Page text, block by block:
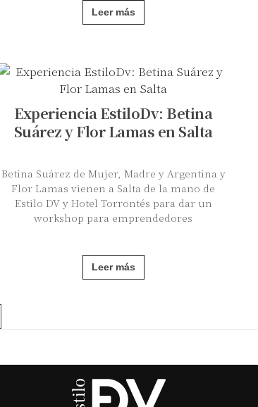
Leer más
Experiencia EstiloDv: Betina
Suárez y Flor Lamas en Salta
Betina Suárez de Mujer, Madre y Argentina y
Flor Lamas vienen a Salta de la mano de
Estilo DV y Hotel Torrontés para dar un
workshop para emprendedores
Leer más